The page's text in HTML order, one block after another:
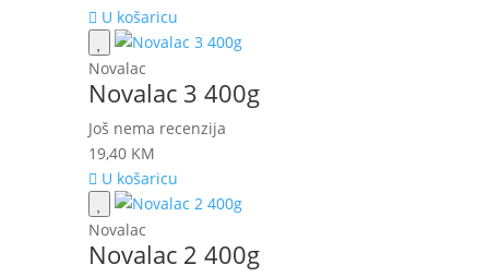
U košaricu
Novalac
Novalac 3 400g
Još nema recenzija
19,40 KM
U košaricu
Novalac
Novalac 2 400g